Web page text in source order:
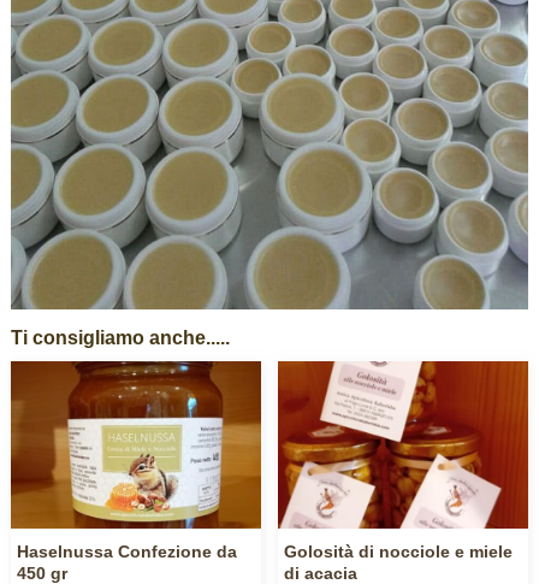
Ti consigliamo anche.....
Haselnussa Confezione da
450 gr
Golosità di nocciole e miele
di acacia